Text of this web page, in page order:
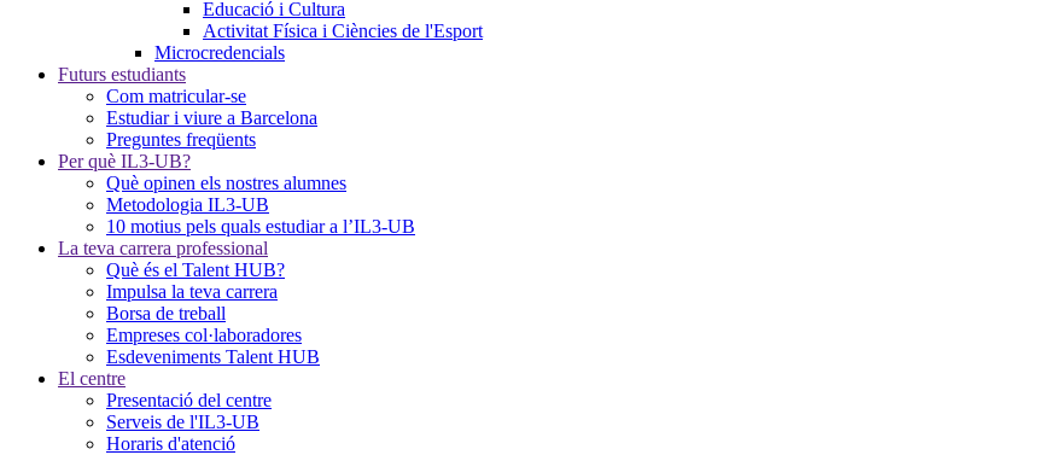
Educació i Cultura
Activitat Física i Ciències de l'Esport
Microcredencials
Futurs estudiants
Com matricular-se
Estudiar i viure a Barcelona
Preguntes freqüents
Per què IL3-UB?
Què opinen els nostres alumnes
Metodologia IL3-UB
10 motius pels quals estudiar a l’IL3-UB
La teva carrera professional
Què és el Talent HUB?
Impulsa la teva carrera
Borsa de treball
Empreses col·laboradores
Esdeveniments Talent HUB
El centre
Presentació del centre
Serveis de l'IL3-UB
Horaris d'atenció